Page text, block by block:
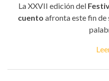
La XXVII edición del
cuento afronta este fin de